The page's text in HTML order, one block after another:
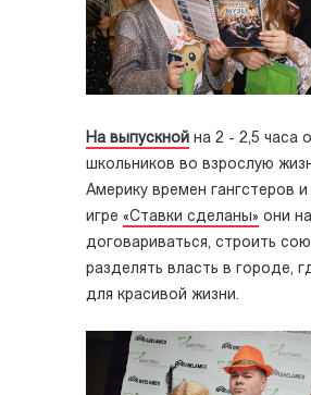
На выпускной на 2 - 2,5 часа
школьников во взрослую
Америку времен гангстеров
игре «Ставки сделаны» они
договариваться, строить
разделять власть в городе,
для красивой жизни.